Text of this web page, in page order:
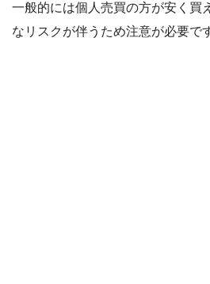
一般的には個人売買の方が安く買
なリスクが伴うため注意が必要で